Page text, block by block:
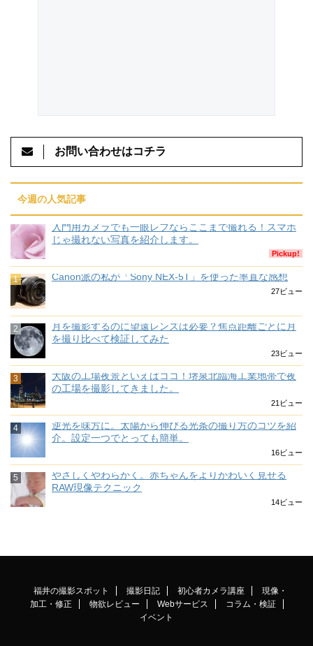
お問い合わせはコチラ
今週の人気記事
入門用カメラでも一眼レフならここまで撮れる！スマホ
じゃ撮れない写真を紹介します。
Pickup!
Canon派の私が「Sony NEX-5T」を使った率直な感想
27ビュー
月を撮影するのに望遠レンズは必要？焦点距離ごとに月
を撮り比べて検証してみた
23ビュー
大阪の工場夜景といえばココ！堺泉北臨海工業地帯で夜
の工場を撮影してきました。
21ビュー
逆光を味方に。太陽から伸びる光条の撮り方のコツを紹
介。設定一つでとっても簡単。
16ビュー
やさしくやわらかく。赤ちゃんをよりかわいく見せる
RAW現像テクニック
14ビュー
福井の撮影スポット 撮影日記 初心者カメラ講座
現像・
加工・修正
物欲レビュー Webサービス
コラム・検証
イベント